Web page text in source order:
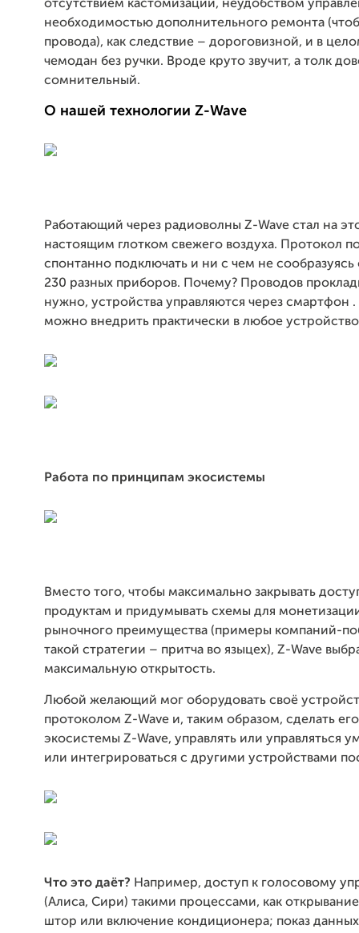
отсутствием кастомизации, неудобством
необходимостью дополнительного ремонта
провода), как следствие – дороговизной, и в
чемодан без ручки. Вроде круто звучит, а толк
сомнительный.
О нашей технологии Z-Wave
Работающий через радиоволны Z-Wave стал на
настоящим глотком свежего воздуха. Протокол
спонтанно подключать и ни с чем не сообразуясь
230 разных приборов. Почему? Проводов
нужно, устройства управляются через смартфон
можно внедрить практически в любое устройство
Работа по принципам экосистемы
Вместо того, чтобы максимально закрывать
продуктам и придумывать схемы для
рыночного преимущества (примеры компаний-
такой стратегии – притча во языцех), Z-Wave
максимальную открытость.
Любой желающий мог оборудовать своё
протоколом Z-Wave и, таким образом, сделать
экосистемы Z-Wave, управлять или управляться
или интегрироваться с другими устройствами
Что это даёт? Например, доступ к голосовому
(Алиса, Сири) такими процессами, как
штор или включение кондиционера; показ данных